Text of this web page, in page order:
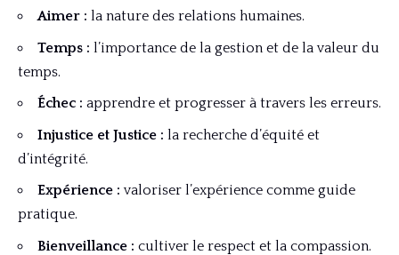
Aimer : la nature des relations humaines.
Temps : l’importance de la gestion et de la valeur du
temps.
Échec : apprendre et progresser à travers les erreurs.
Injustice et Justice : la recherche d’équité et
d’intégrité.
Expérience : valoriser l’expérience comme guide
pratique.
Bienveillance : cultiver le respect et la compassion.